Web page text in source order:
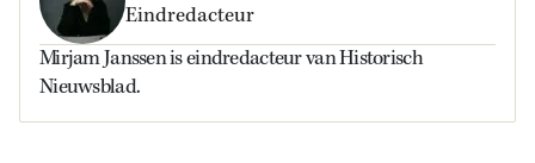
Eindredacteur
Mirjam Janssen is eindredacteur van Historisch
Nieuwsblad.